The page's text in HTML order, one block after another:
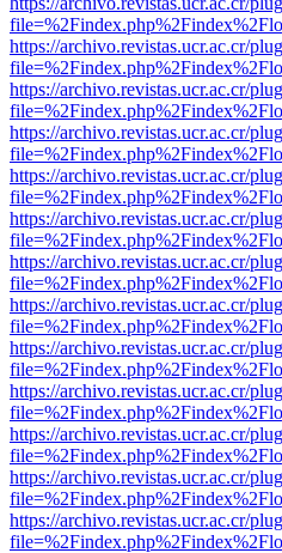
https://archivo.revistas.ucr.ac.cr/
https://archivo.revistas.ucr.ac.cr/
https://archivo.revistas.ucr.ac.cr/
https://archivo.revistas.ucr.ac.cr/
https://archivo.revistas.ucr.ac.cr/
https://archivo.revistas.ucr.ac.cr/
https://archivo.revistas.ucr.ac.cr/
https://archivo.revistas.ucr.ac.cr/
https://archivo.revistas.ucr.ac.cr/
https://archivo.revistas.ucr.ac.cr/
https://archivo.revistas.ucr.ac.cr/
https://archivo.revistas.ucr.ac.cr/